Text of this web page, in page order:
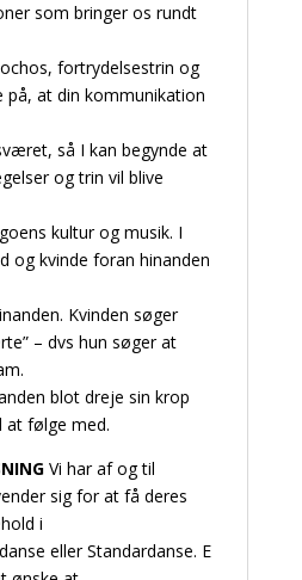
som bringer os rundt
fortrydelsestrin og
på, at din kommunikation
så I kan begynde at
og trin vil blive
kultur og musik. I
og kvinde foran hinanden
Kvinden søger
– dvs hun søger at
blot dreje sin krop
at følge med.
Vi har af og til
sig for at få deres
i
eller Standardanse. E